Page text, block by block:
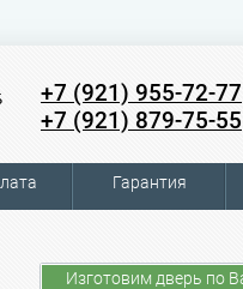
+7 (921) 955-72-77
+7 (921) 879-75-55
Гарантия
Изготовим дверь по